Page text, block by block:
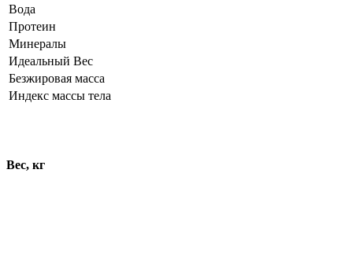
Вода
Протеин
Минералы
Идеальный Вес
Безжировая масса
Индекс массы тела
Вес, кг